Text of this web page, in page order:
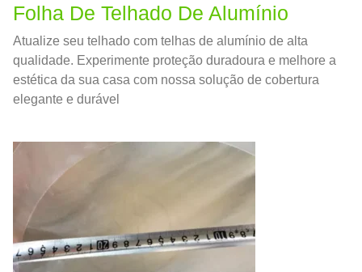
Folha De Telhado De Alumínio
Atualize seu telhado com telhas de alumínio de alta
qualidade. Experimente proteção duradoura e melhore a
estética da sua casa com nossa solução de cobertura
elegante e durável